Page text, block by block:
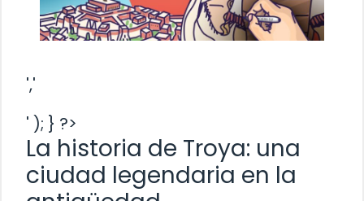
','
' ); } ?>
La historia de Troya: una
ciudad legendaria en la